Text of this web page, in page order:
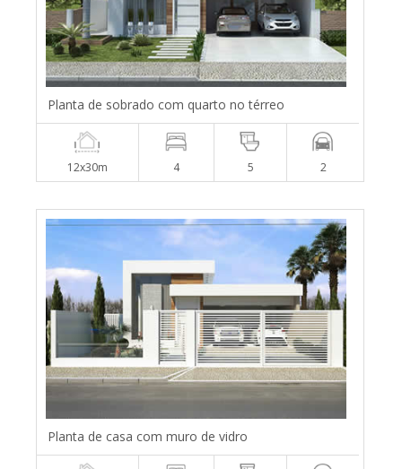
Planta de sobrado com quarto no térreo
12x30m 4 5 2
Planta de casa com muro de vidro